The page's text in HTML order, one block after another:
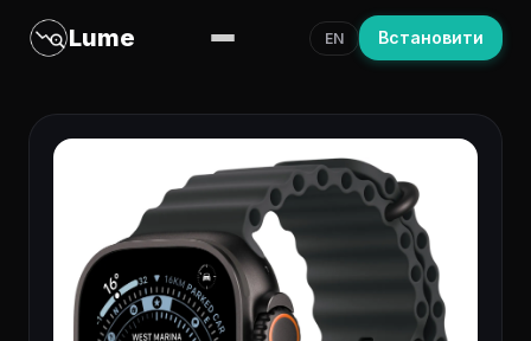
Lume EN Встановити